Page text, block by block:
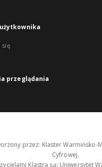
się
przeglądania
przez: Klaster Warmińsko-
Cyfrowej.
Klastra są: Uniwersytet